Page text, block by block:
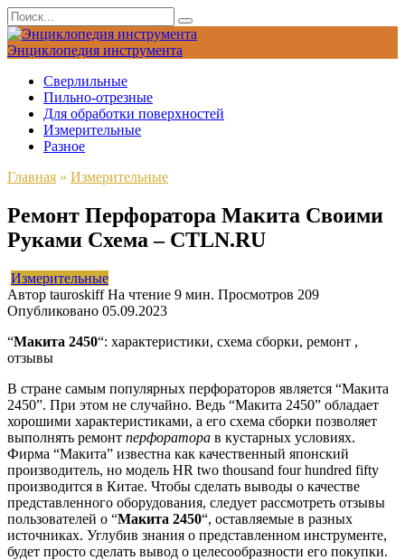
Перейти
к
содержанию
Search
for:
Энциклопедия инструмента
Сверлильные
Пильно-отрезные
Для обработки поверхностей
Измерительные
Разное
Главная » Измерительные
Ремонт Перфоратора Макита Своими
Руками Схема – CTLN.RU
Измерительные
Автор tauroskiff На чтение 9 мин. Просмотров 209
Опубликовано 05.09.2023
“Макита 2450“: характеристики, схема сборки, ремонт ,
отзывы
В стране самым популярных перфораторов является “Макита
2450”. При этом не случайно. Ведь “Макита 2450” обладает
хорошими характеристиками, а его схема сборки позволяет
выполнять ремонт перфоратора в кустарных условиях.
Фирма “Макита” известна как качественный японский
производитель, но модель HR two thousand four hundred fifty
производится в Китае. Чтобы сделать выводы о качестве
представленного оборудования, следует рассмотреть отзывы
пользователей о “Макита 2450“, оставляемые в разных
источниках. Углубив знания о представленном инструменте,
будет просто сделать вывод о целесообразности его покупки.